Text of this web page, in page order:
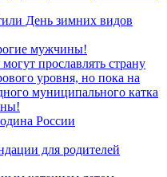
День зимних видов
мужчины!
прославлять страну
уровня, но пока на
муниципального катка
России
для родителей